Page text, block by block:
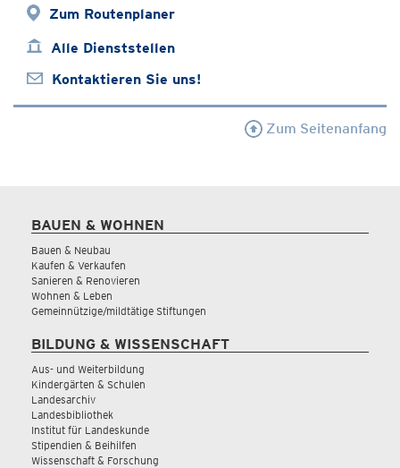
Zum Routenplaner
Alle Dienststellen
Kontaktieren Sie uns!
Zum Seitenanfang
BAUEN & WOHNEN
Bauen & Neubau
Kaufen & Verkaufen
Sanieren & Renovieren
Wohnen & Leben
Gemeinnützige/mildtätige Stiftungen
BILDUNG & WISSENSCHAFT
Aus- und Weiterbildung
Kindergärten & Schulen
Landesarchiv
Landesbibliothek
Institut für Landeskunde
Stipendien & Beihilfen
Wissenschaft & Forschung